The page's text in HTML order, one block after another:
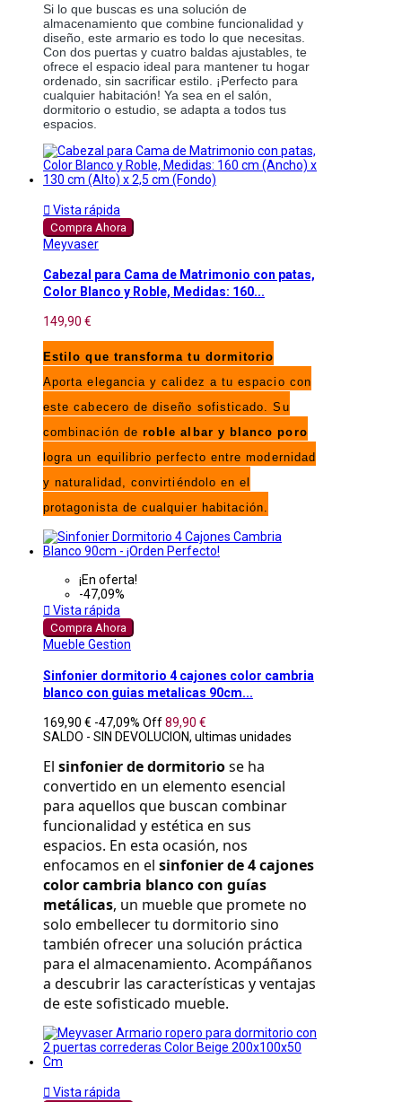
Si lo que buscas es una solución de
almacenamiento que combine funcionalidad y
diseño, este armario es todo lo que necesitas.
Con dos puertas y cuatro baldas ajustables, te
ofrece el espacio ideal para mantener tu hogar
ordenado, sin sacrificar estilo. ¡Perfecto para
cualquier habitación! Ya sea en el salón,
dormitorio o estudio, se adapta a todos tus
espacios.
 Vista rápida
Compra Ahora
Meyvaser
Cabezal para Cama de Matrimonio con patas,
Color Blanco y Roble, Medidas: 160...
149,90 €
Estilo que transforma tu dormitorio
Aporta elegancia y calidez a tu espacio con
este cabecero de diseño sofisticado. Su
combinación de roble albar y blanco poro
logra un equilibrio perfecto entre modernidad
y naturalidad, convirtiéndolo en el
protagonista de cualquier habitación.
¡En oferta!
-47,09%
 Vista rápida
Compra Ahora
Mueble Gestion
Sinfonier dormitorio 4 cajones color cambria
blanco con guias metalicas 90cm...
169,90 € -47,09% Off89,90 €
SALDO - SIN DEVOLUCION, ultimas unidades
El sinfonier de dormitorio se ha
convertido en un elemento esencial
para aquellos que buscan combinar
funcionalidad y estética en sus
espacios. En esta ocasión, nos
enfocamos en el sinfonier de 4 cajones
color cambria blanco con guías
metálicas, un mueble que promete no
solo embellecer tu dormitorio sino
también ofrecer una solución práctica
para el almacenamiento. Acompáñanos
a descubrir las características y ventajas
de este sofisticado mueble.
 Vista rápida